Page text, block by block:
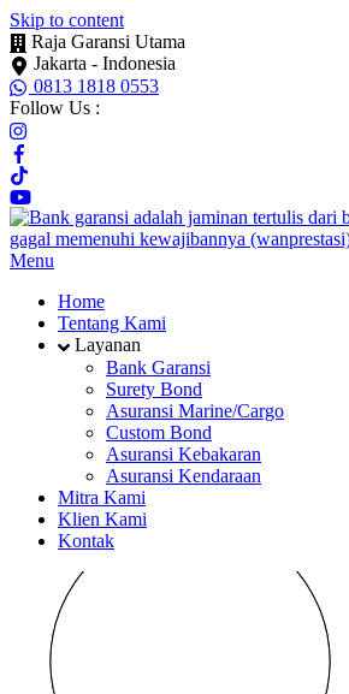
Skip to content
Raja Garansi Utama
Jakarta - Indonesia
0813 1818 0553
Follow Us :
Menu
Home
Tentang Kami
Layanan
Bank Garansi
Surety Bond
Asuransi Marine/Cargo
Custom Bond
Asuransi Kebakaran
Asuransi Kendaraan
Mitra Kami
Klien Kami
Kontak